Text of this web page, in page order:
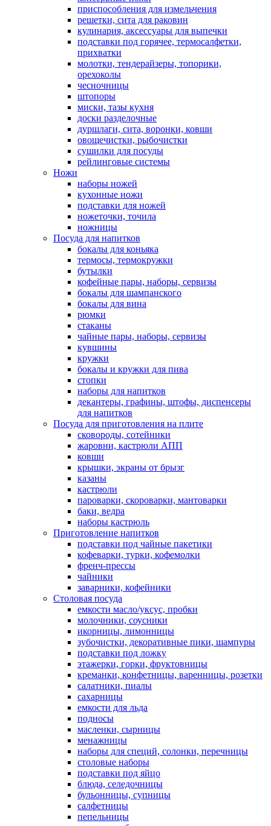
приспособления для измельчения
решетки, сита для раковин
кулинария, аксессуары для выпечки
подставки под горячее, термосалфетки,
прихватки
молотки, тендерайзеры, топорики,
орехоколы
чесночницы
штопоры
миски, тазы кухня
доски разделочные
дуршлаги, сита, воронки, ковши
овощечистки, рыбочистки
сушилки для посуды
рейлинговые системы
Ножи
наборы ножей
кухонные ножи
подставки для ножей
ножеточки, точила
ножницы
Посуда для напитков
бокалы для коньяка
термосы, термокружки
бутылки
кофейные пары, наборы, сервизы
бокалы для шампанского
бокалы для вина
рюмки
стаканы
чайные пары, наборы, сервизы
кувшины
кружки
бокалы и кружки для пива
стопки
наборы для напитков
декантеры, графины, штофы, диспенсеры
для напитков
Посуда для приготовления на плите
сковороды, сотейники
жаровни, кастрюли АПП
ковши
крышки, экраны от брызг
казаны
кастрюли
пароварки, скороварки, мантоварки
баки, ведра
наборы кастрюль
Приготовление напитков
подставки под чайные пакетики
кофеварки, турки, кофемолки
френч-прессы
чайники
заварники, кофейники
Столовая посуда
емкости масло/уксус, пробки
молочники, соусники
икорницы, лимонницы
зубочистки, декоративные пики, шампуры
подставки под ложку
этажерки, горки, фруктовницы
креманки, конфетницы, варенницы, розетки
салатники, пиалы
сахарницы
емкости для льда
подносы
масленки, сырницы
менажницы
наборы для специй, солонки, перечницы
столовые наборы
подставки под яйцо
блюда, селедочницы
бульонницы, супницы
салфетницы
пепельницы